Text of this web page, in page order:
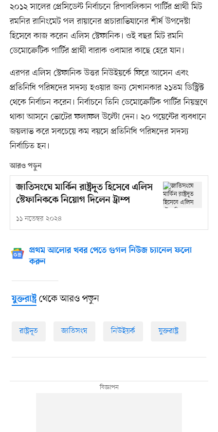
২০১২ সালের প্রেসিডেন্ট নির্বাচনে রিপাবলিকান পার্টির প্রার্থী মিট
রমনির রানিংমেট পল রায়ানের প্রচারাভিযানের শীর্ষ উপদেষ্টা
হিসেবে কাজ করেন এলিস স্টেফানিক। ওই বছর মিট রমনি
ডেমোক্রেটিক পার্টির প্রার্থী বারাক ওবামার কাছে হেরে যান।
এরপর এলিস স্টেফানিক উত্তর নিউইয়র্কে ফিরে আসেন এবং
প্রতিনিধি পরিষদের সদস্য হওয়ার জন্য সেখানকার ২১তম ডিস্ট্রিক্ট
থেকে নির্বাচন করেন। নির্বাচনে তিনি ডেমোক্রেটিক পার্টির নিয়ন্ত্রণে
থাকা আসনে ভোটের ফলাফল উল্টো দেন। ২০ পয়েন্টের ব্যবধানে
জয়লাভ করে সবচেয়ে কম বয়সে প্রতিনিধি পরিষদের সদস্য
নির্বাচিত হন।
আরও পড়ুন
জাতিসংঘে মার্কিন রাষ্ট্রদূত হিসেবে এলিস
স্টেফানিককে নিয়োগ দিলেন ট্রাম্প
১১ নভেম্বর ২০২৪
প্রথম আলোর খবর পেতে গুগল নিউজ চ্যানেল ফলো
করুন
যুক্তরাষ্ট্রথেকে আরও পড়ুন
রাষ্ট্রদূত জাতিসংঘ নিউইয়র্ক যুক্তরাষ্ট্র